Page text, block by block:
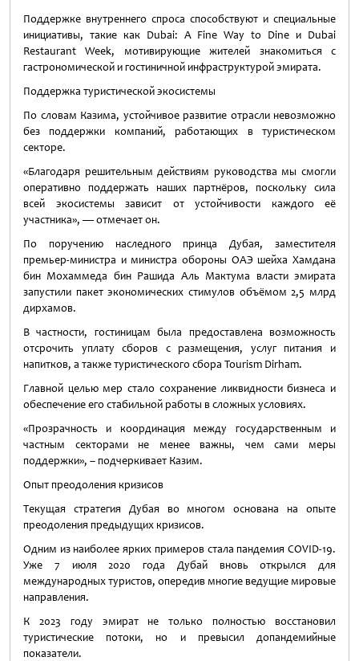
Поддержке внутреннего спроса способствуют и специальные
инициативы, такие как Dubai: A Fine Way to Dine и Dubai
Restaurant Week, мотивирующие жителей знакомиться с
гастрономической и гостиничной инфраструктурой эмирата.
Поддержка туристической экосистемы
По словам Казима, устойчивое развитие отрасли невозможно
без поддержки компаний, работающих в туристическом
секторе.
«Благодаря решительным действиям руководства мы смогли
оперативно поддержать наших партнёров, поскольку сила
всей экосистемы зависит от устойчивости каждого её
участника», — отмечает он.
По поручению наследного принца Дубая, заместителя
премьер-министра и министра обороны ОАЭ шейха Хамдана
бин Мохаммеда бин Рашида Аль Мактума власти эмирата
запустили пакет экономических стимулов объёмом 2,5 млрд
дирхамов.
В частности, гостиницам была предоставлена возможность
отсрочить уплату сборов с размещения, услуг питания и
напитков, а также туристического сбора Tourism Dirham.
Главной целью мер стало сохранение ликвидности бизнеса и
обеспечение его стабильной работы в сложных условиях.
«Прозрачность и координация между государственным и
частным секторами не менее важны, чем сами меры
поддержки», – подчеркивает Казим.
Опыт преодоления кризисов
Текущая стратегия Дубая во многом основана на опыте
преодоления предыдущих кризисов.
Одним из наиболее ярких примеров стала пандемия COVID-19.
Уже 7 июля 2020 года Дубай вновь открылся для
международных туристов, опередив многие ведущие мировые
направления.
К 2023 году эмират не только полностью восстановил
туристические потоки, но и превысил допандемийные
показатели.